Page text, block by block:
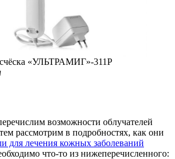
«УЛЬТРАМИГ»-311Р
возможности облучателей
рассмотрим в подробностях, как они
для лечения кожных заболеваний
что-то из нижеперечисленного: